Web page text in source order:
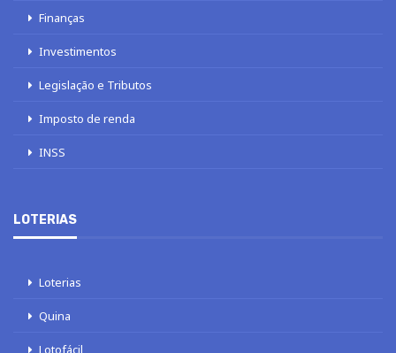
Finanças
Investimentos
Legislação e Tributos
Imposto de renda
INSS
LOTERIAS
Loterias
Quina
Lotofácil